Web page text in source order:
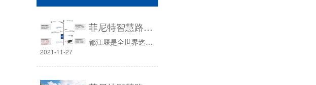
菲尼特智慧路灯“揽月”赋能都江堰 打造数字化特色智慧景区
都江堰是全世界迄今为止，年代最久、唯一留存、以无坝引水为特征的宏大水利工程，成为成都的后花园和“门面担当”，无疑是大家来成都旅游的重要原因之一。近年来都江堰景区不断在探究“智慧化景区”的建设思路，以“新基建”为引领，不断强化智慧城市的建设，打造数字化智慧景区，创建新一代的“5A旅游景区”。
2021-11-27